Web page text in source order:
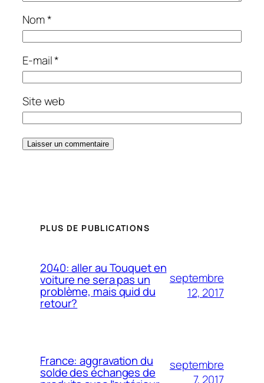
Nom*
E-mail*
Site web
PLUS DE PUBLICATIONS
2040: aller au Touquet en
voiture ne sera pas un
problème, mais quid du
retour?
septembre
12, 2017
France: aggravation du
solde des échanges de
septembre
7, 2017